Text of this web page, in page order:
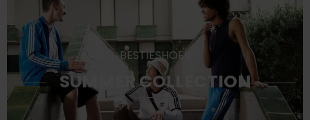
BESTIESHOES
SUMMER COLLECTION